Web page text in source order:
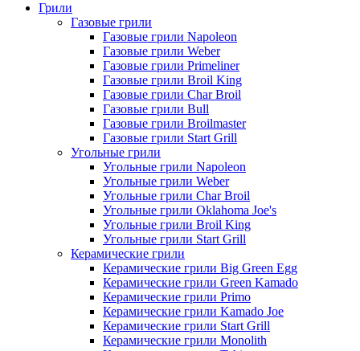
Грили
Газовые грили
Газовые грили Napoleon
Газовые грили Weber
Газовые грили Primeliner
Газовые грили Broil King
Газовые грили Char Broil
Газовые грили Bull
Газовые грили Broilmaster
Газовые грили Start Grill
Угольные грили
Угольные грили Napoleon
Угольные грили Weber
Угольные грили Char Broil
Угольные грили Oklahoma Joe's
Угольные грили Broil King
Угольные грили Start Grill
Керамические грили
Керамические грили Big Green Egg
Керамические грили Green Kamado
Керамические грили Primo
Керамические грили Kamado Joe
Керамические грили Start Grill
Керамические грили Monolith